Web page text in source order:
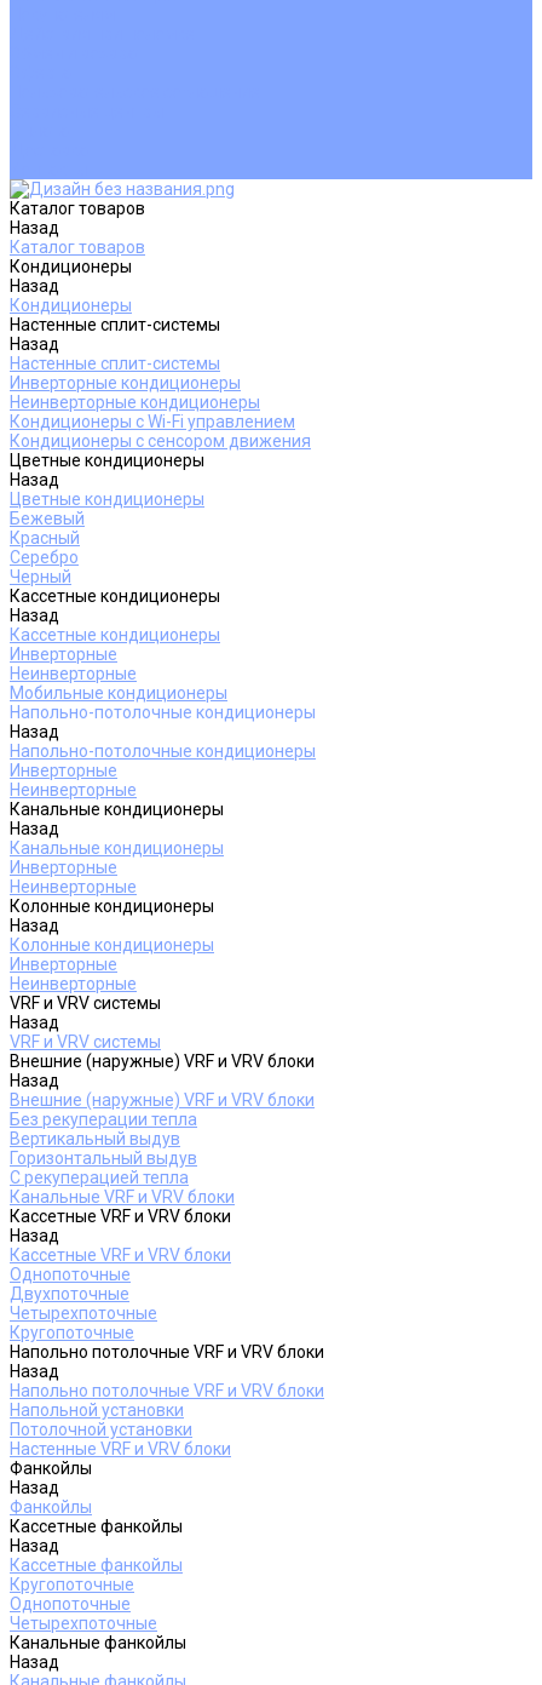
Каталог товаров
Назад
Каталог товаров
Кондиционеры
Назад
Кондиционеры
Настенные сплит-системы
Назад
Настенные сплит-системы
Инверторные кондиционеры
Неинверторные кондиционеры
Кондиционеры с Wi-Fi управлением
Кондиционеры с сенсором движения
Цветные кондиционеры
Назад
Цветные кондиционеры
Бежевый
Красный
Серебро
Черный
Кассетные кондиционеры
Назад
Кассетные кондиционеры
Инверторные
Неинверторные
Мобильные кондиционеры
Напольно-потолочные кондиционеры
Назад
Напольно-потолочные кондиционеры
Инверторные
Неинверторные
Канальные кондиционеры
Назад
Канальные кондиционеры
Инверторные
Неинверторные
Колонные кондиционеры
Назад
Колонные кондиционеры
Инверторные
Неинверторные
VRF и VRV системы
Назад
VRF и VRV системы
Внешние (наружные) VRF и VRV блоки
Назад
Внешние (наружные) VRF и VRV блоки
Без рекуперации тепла
Вертикальный выдув
Горизонтальный выдув
С рекуперацией тепла
Канальные VRF и VRV блоки
Кассетные VRF и VRV блоки
Назад
Кассетные VRF и VRV блоки
Однопоточные
Двухпоточные
Четырехпоточные
Кругопоточные
Напольно потолочные VRF и VRV блоки
Назад
Напольно потолочные VRF и VRV блоки
Напольной установки
Потолочной установки
Настенные VRF и VRV блоки
Фанкойлы
Назад
Фанкойлы
Кассетные фанкойлы
Назад
Кассетные фанкойлы
Кругопоточные
Однопоточные
Четырехпоточные
Канальные фанкойлы
Назад